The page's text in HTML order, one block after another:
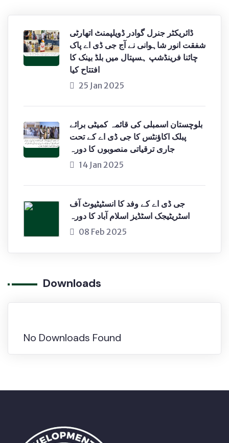
ڈائریکٹر جنرل گوادر ڈویلپمنٹ اتھارٹی
شفقت انور شاہوانی نے آج جی ڈی اے پاک
چائنا فرینڈشپ ہسپتال میں بلڈ بینک کا
افتتاح کیا
25 Jan 2025
بلوچستان اسمبلی کی قائمہ کمیٹی برائے
پبلک اکاؤنٹس کا جی ڈی اے کے تحت
جاری ترقیاتی منصوبوں کا دورہ
14 Jan 2025
جی ڈی اے کے وفد کا انسٹیٹیوٹ آف
اسٹریٹیجک اسٹڈیز اسلام آباد کا دورہ
08 Feb 2025
Downloads
No Downloads Found